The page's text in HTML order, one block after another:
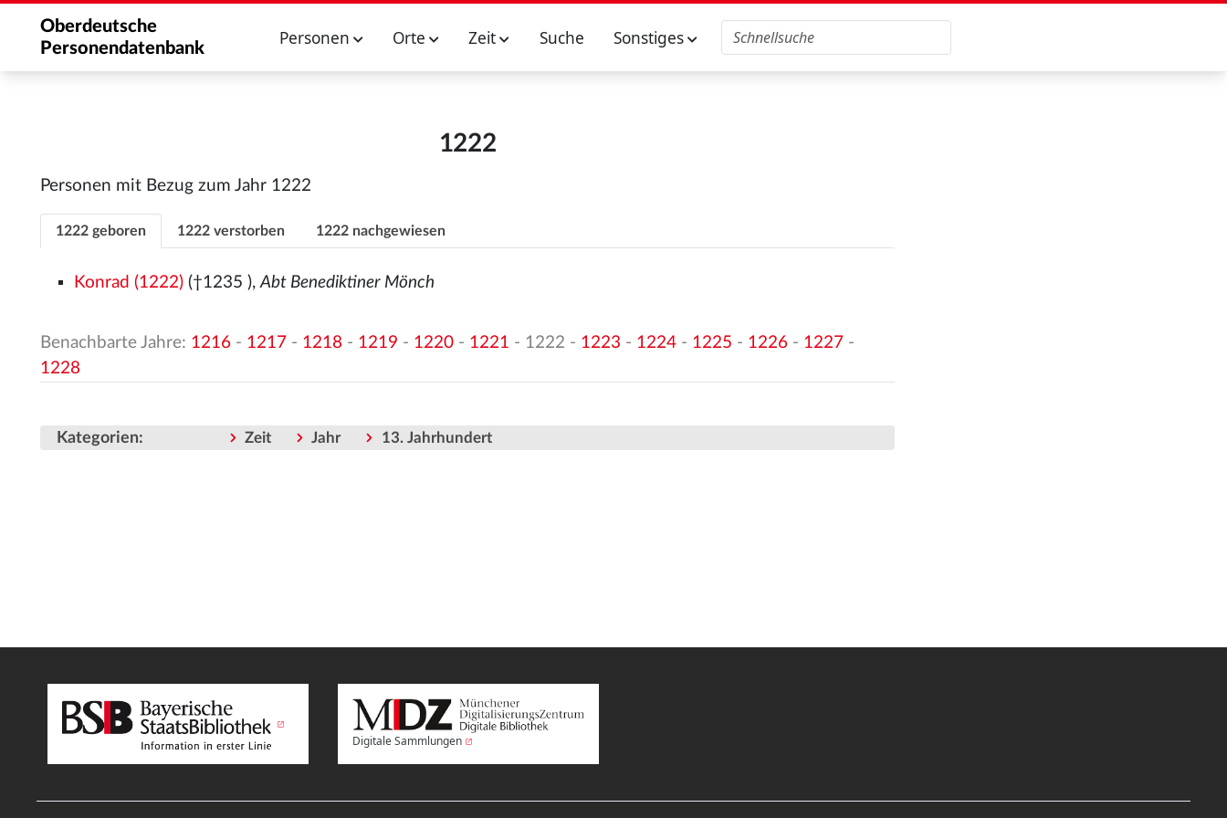
Oberdeutsche
Personendatenbank
Personen Orte Zeit Suche Sonstiges
1222
Personen mit Bezug zum Jahr 1222
1222 geboren 1222 verstorben 1222 nachgewiesen
Konrad (1222) (†1235 ),Abt Benediktiner Mönch
Benachbarte Jahre: 1216 - 1217 - 1218 - 1219 - 1220 - 1221 - 1222 - 1223 - 1224 - 1225 - 1226 - 1227 -
1228
Kategorien: Zeit Jahr 13. Jahrhundert
Digitale Sammlungen